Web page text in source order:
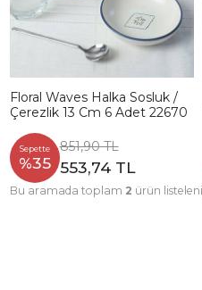
Floral Waves Halka Sosluk /
Çerezlik 13 Cm 6 Adet 22670
Sepette
%35
851,90 TL
553,74 TL
Bu aramada toplam 2 ürün